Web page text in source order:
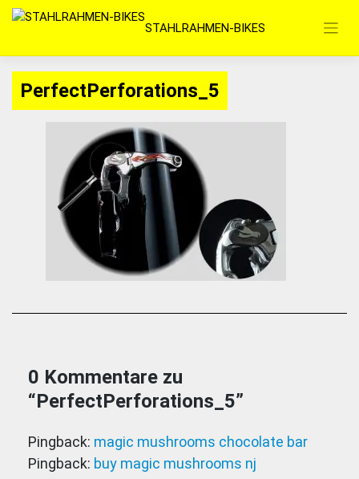
Zum
springen
STAHLRAHMEN-BIKES
PerfectPerforations_5
0 Kommentare zu
“PerfectPerforations_5”
Pingback: magic mushrooms chocolate bar​
Pingback: buy magic mushrooms nj